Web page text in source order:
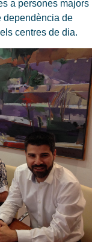
a persones majors
dependència de
centres de dia.